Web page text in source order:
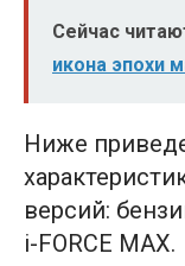
Сейчас
икона эпохи
Ниже
версий:
i-FORCE MAX.